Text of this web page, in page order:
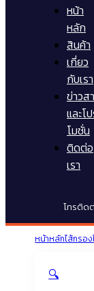
หน้า
หลัก
สินค้า
เกี่ยว
กับเรา
ข่าวส
และโ
โมชั่น
ติดต่อ
เรา
โทรติด
หน้าหลักไส้กรอง
🔍